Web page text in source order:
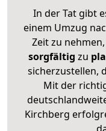
In der Tat gibt
einem Umzug
Zeit zu
sorgfältig zu
sicherzustellen,
Mit der
Kirchberg